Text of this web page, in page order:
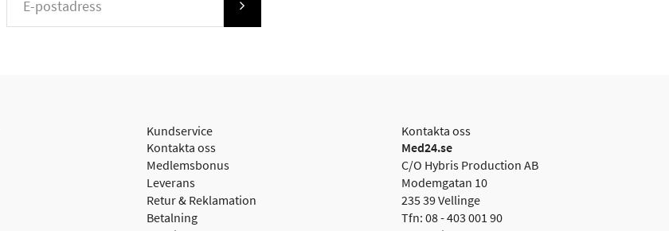
Kundservice
Kontakta oss
Medlemsbonus
Leverans
Retur & Reklamation
Betalning
Kontakta oss
Med24.se
C/O Hybris Production AB
Modemgatan 10
235 39 Vellinge
Tfn: 08 - 403 001 90